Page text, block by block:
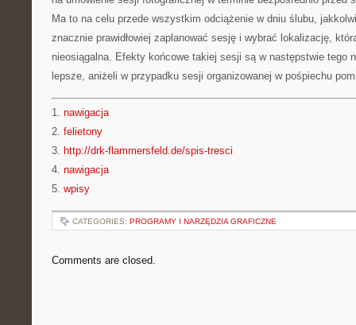
Ma to na celu przede wszystkim odciążenie w dniu ślubu,
znacznie prawidłowiej zaplanować sesję i wybrać lokalizację,
nieosiągalna. Efekty końcowe takiej sesji są w następstwie tego
lepsze, aniżeli w przypadku sesji organizowanej w pośpiechu
1. nawigacja
2. felietony
3. http://drk-flammersfeld.de/spis-tresci
4. nawigacja
5. wpisy
CATEGORIES: PROGRAMY I NARZĘDZIA GRAFICZNE
Comments are closed.